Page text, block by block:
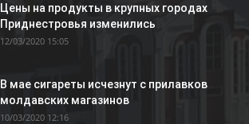
Цены на продукты в крупных городах
Приднестровья изменились
12/03/2020 15:05
В мае сигареты исчезнут с прилавков
молдавских магазинов
10/03/2020 12:16